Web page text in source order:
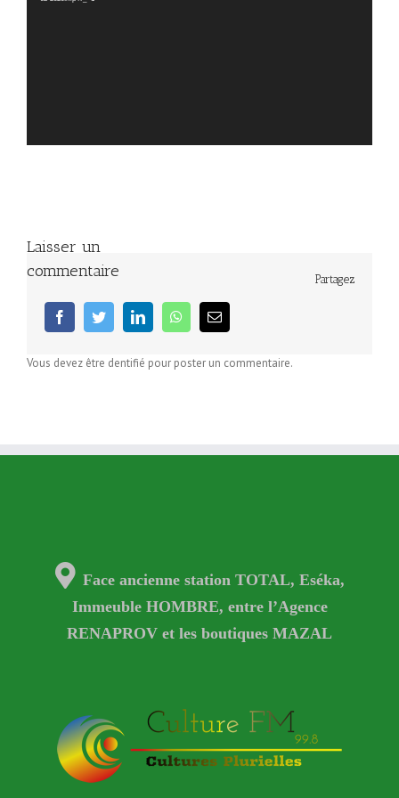
Partagez
facebooktwitter linkedin whatsappEmail
Laisser un
commentaire
Vous devez être dentifié pour poster un commentaire.
Face ancienne station TOTAL, Eséka,
Immeuble HOMBRE, entre l’Agence
RENAPROV et les boutiques MAZAL